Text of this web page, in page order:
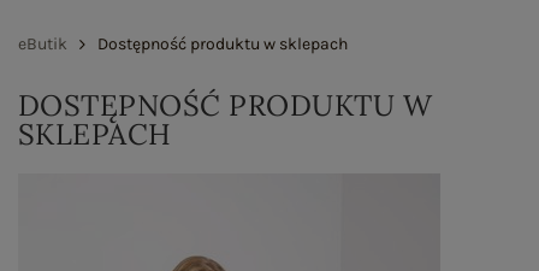
eButik Dostępność produktu w sklepach
DOSTĘPNOŚĆ PRODUKTU W
SKLEPACH